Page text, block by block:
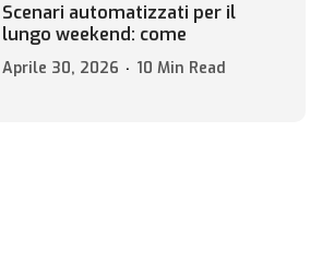
Scenari automatizzati per il
lungo weekend: come
Aprile 30, 2026 10 Min Read